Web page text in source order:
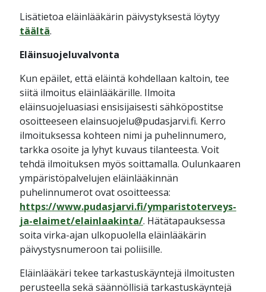
Lisätietoa eläinlääkärin päivystyksestä löytyy
täältä.
Eläinsuojeluvalvonta
Kun epäilet, että eläintä kohdellaan kaltoin, tee
siitä ilmoitus eläinlääkärille. Ilmoita
eläinsuojeluasiasi ensisijaisesti sähköpostitse
osoitteeseen elainsuojelu@pudasjarvi.fi. Kerro
ilmoituksessa kohteen nimi ja puhelinnumero,
tarkka osoite ja lyhyt kuvaus tilanteesta. Voit
tehdä ilmoituksen myös soittamalla. Oulunkaaren
ympäristöpalvelujen eläinlääkinnän
puhelinnumerot ovat osoitteessa:
https://www.pudasjarvi.fi/ymparistoterveys-
ja-elaimet/elainlaakinta/. Hätätapauksessa
soita virka-ajan ulkopuolella eläinlääkärin
päivystysnumeroon tai poliisille.
Eläinlääkäri tekee tarkastuskäyntejä ilmoitusten
perusteella sekä säännöllisiä tarkastuskäyntejä